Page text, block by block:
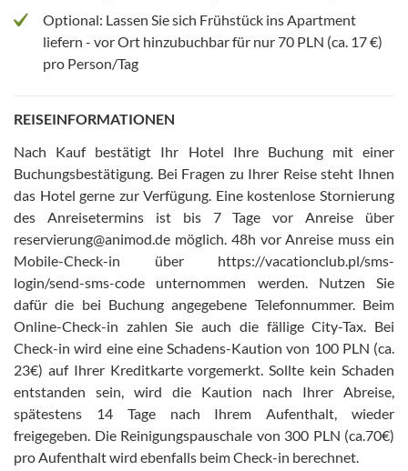
Optional: Lassen Sie sich Frühstück ins Apartment
liefern - vor Ort hinzubuchbar für nur 70 PLN (ca. 17 €)
pro Person/Tag
REISEINFORMATIONEN
Nach Kauf bestätigt Ihr Hotel Ihre Buchung mit einer
Buchungsbestätigung Bei Fragen zu Ihrer Reise steht Ihnen
das Hotel gerne zur Verfügung Eine kostenlose Stornierung
des Anreisetermins ist bis 7 Tage vor Anreise über
reservierung@animod.de möglich 48h vor Anreise muss ein
Mobile-Check-in über https://vacationclub.pl/sms-
login/send-sms-code unternommen werden. Nutzen Sie
dafür die bei Buchung angegebene Telefonnummer. Beim
Online-Check-in zahlen Sie auch die fällige City-Tax
Bei
Check-in wird eine eine Schadens-Kaution von 100 PLN (ca.
23€) auf Ihrer Kreditkarte vorgemerkt. Sollte kein Schaden
entstanden sein, wird die Kaution nach Ihrer Abreise,
spätestens 14 Tage nach Ihrem Aufenthalt, wieder
freigegeben Die Reinigungspauschale von 300 PLN (ca.70€)
pro Aufenthalt wird ebenfalls beim Check-in berechnet